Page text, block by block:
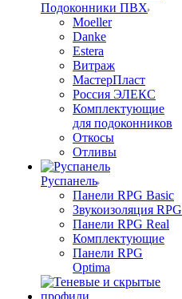
Подоконники ПВХ
Moeller
Danke
Estera
Витраж
МастерПласт
Россия ЭЛЕКС
Комплектующие
для подоконников
Откосы
Отливы
Руспанель
Панели RPG Basic
Звукоизоляция RPG
Панели RPG Real
Комплектующие
Панели RPG
Optima